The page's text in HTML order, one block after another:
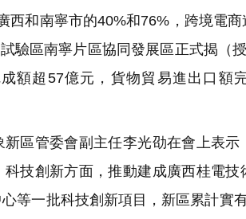
和南寧市的40%和76%，跨境電
驗區南寧片區協同發展區正式揭（
額超57億元，貨物貿易進出口額
區管委會副主任李光劭在會上表示
技創新方面，推動建成廣西桂電
等一批科技創新項目，新區累計實